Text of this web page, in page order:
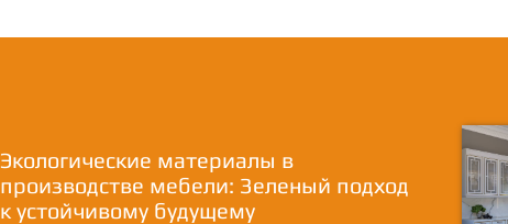
Экологические материалы в
производстве мебели: Зеленый подход
к устойчивому будущему